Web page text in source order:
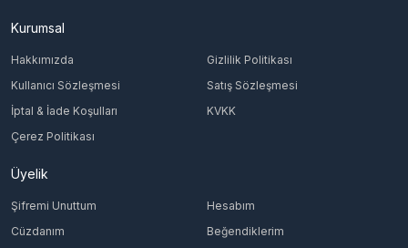
Kurumsal
Hakkımızda
Gizlilik Politikası
Kullanıcı Sözleşmesi
Satış Sözleşmesi
İptal & İade Koşulları
KVKK
Çerez Politikası
Üyelik
Şifremi Unuttum
Hesabım
Cüzdanım
Beğendiklerim